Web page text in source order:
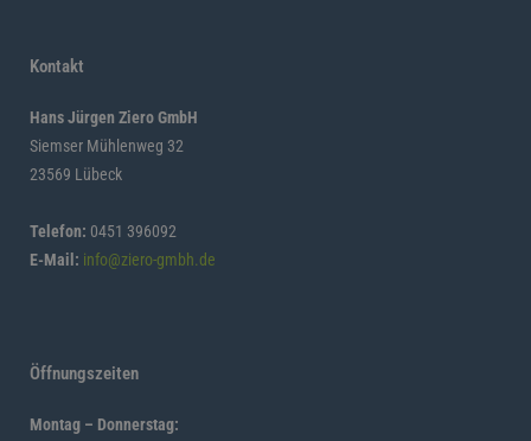
Kontakt
Hans Jürgen Ziero GmbH
Siemser Mühlenweg 32
23569 Lübeck
Telefon: 0451 396092
E-Mail: info@ziero-gmbh.de
Öffnungszeiten
Montag – Donnerstag: